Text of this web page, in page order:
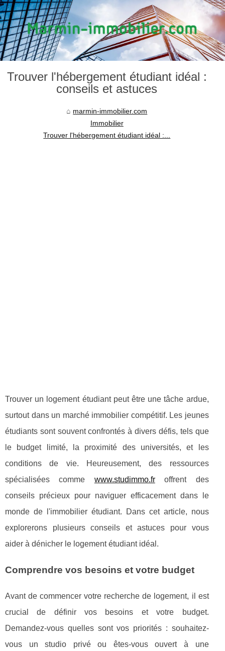
Trouver l'hébergement étudiant idéal :
conseils et astuces
marmin-immobilier.com
Immobilier
Trouver l'hébergement étudiant idéal :...
Trouver un logement étudiant peut être une tâche ardue,
surtout dans un marché immobilier compétitif. Les jeunes
étudiants sont souvent confrontés à divers défis, tels que
le budget limité, la proximité des universités, et les
conditions de vie. Heureusement, des ressources
spécialisées comme www.studimmo.froffrent des
conseils précieux pour naviguer efficacement dans le
monde de l'immobilier étudiant. Dans cet article, nous
explorerons plusieurs conseils et astuces pour vous
aider à dénicher le logement étudiant idéal.
Comprendre vos besoins et votre budget
Avant de commencer votre recherche de logement, il est
crucial de définir vos besoins et votre budget.
Demandez-vous quelles sont vos priorités : souhaitez-
vous un studio privé ou êtes-vous ouvert à une